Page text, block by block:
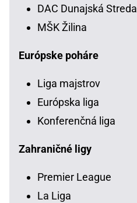
DAC Dunajská Streda
MŠK Žilina
Európske poháre
Liga majstrov
Európska liga
Konferenčná liga
Zahraničné ligy
Premier League
La Liga